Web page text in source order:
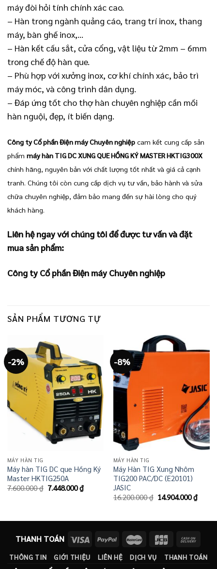
máy đòi hỏi tính chính xác cao.
– Hàn trong ngành quảng cáo, trang trí inox, thang
máy, bàn ghế inox,…
– Hàn kết cấu sắt, cửa cổng, vật liệu từ 2mm – 6mm
trong chế độ hàn que.
– Phù hợp với xưởng inox, cơ khí chính xác, bảo trì
máy móc, và công trình dân dụng.
– Đáp ứng tốt cho thợ hàn chuyên nghiệp cần mối
hàn nguội, đẹp, ít biến dạng.
Công ty Cổ phần Điện máy Chuyên nghiệp cam kết cung cấp sản
phẩm máy hàn TIG DC XUNG QUE HỒNG KÝ MASTER HKTIG300X
chính hãng, nguyên bản với chất lượng tốt nhất và giá cả cạnh
tranh. Chúng tôi còn cung cấp dịch vụ tư vấn, bảo hành và sửa
chữa chuyên nghiệp, đảm bảo mang đến sự hài lòng cho quý
khách hàng.
Liên hệ ngay với chúng tôi để được tư vấn và đặt
mua sản phẩm:
Công ty Cổ phần Điện máy Chuyên nghiệp
SẢN PHẨM TƯƠNG TỰ
-2%
MÁY HÀN TIG
Máy hàn TIG DC que Hồng Ký
Master HKTIG250A
7.600.000₫ Giá
7.448.000₫Giá
-8%
MÁY HÀN TIG
Máy Hàn TIG Xung Nhôm
TIG200 PAC/DC (E20101)
JASIC
16.200.000₫ Giá
16.200.000 ₫.
14.904.000₫Giá
là:
THANH TOÁN
THÔNG TIN GIỚI THIỆU LIÊN HỆ DỊCH VỤ THANH TOÁN